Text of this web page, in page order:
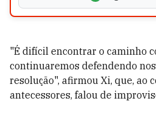
"É difícil encontrar o caminho
continuaremos defendendo
resolução", afirmou Xi, que, ao
antecessores, falou de